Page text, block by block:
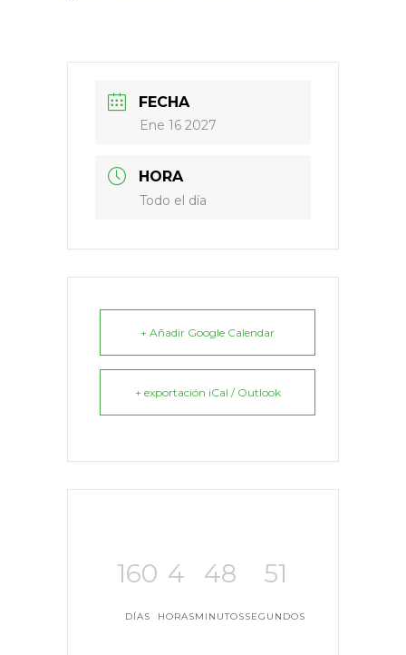
FECHA
Ene 16 2027
HORA
Todo el día
+ Añadir Google Calendar
+ exportación iCal / Outlook
160
DÍAS
4
HORAS
48
MINUTOS
51
SEGUNDOS